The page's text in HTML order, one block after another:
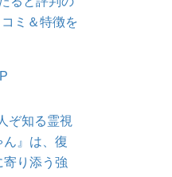
ミ＆特徴を
ぞ知る霊視
ん』は、復
寄り添う強